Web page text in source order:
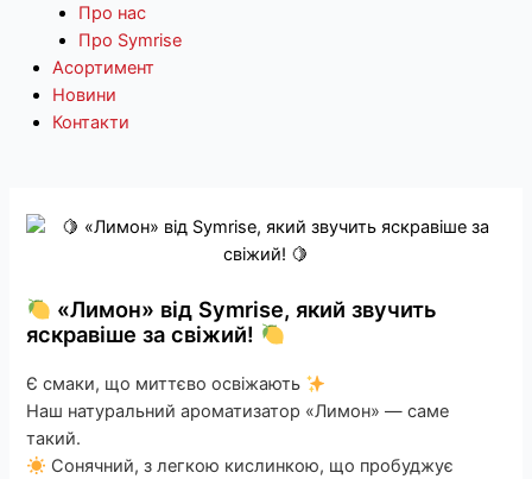
Про нас
Про Symrise
Асортимент
Новини
Контакти
вмісту
«Лимон» від Symrise, який звучить
яскравіше за свіжий!
Є смаки, що миттєво освіжають
Наш натуральний ароматизатор «Лимон» — саме
такий.
Сонячний, з легкою кислинкою, що пробуджує